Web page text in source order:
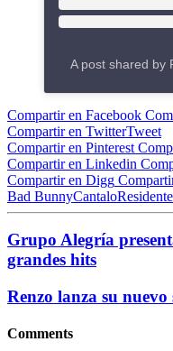
A post shared by
Compartir en Facebook
Compartir en TwitterTweet
Compartir en Pinterest
Compartir en Linkedin
Compartir en Digg
Bad BunnyCantaloResidente
Grupo Alegría
grandes hits
Renzo lanza su nuevo
Comments